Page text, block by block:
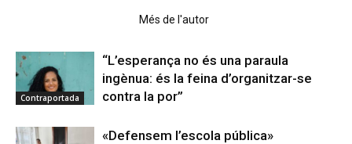
Més de l'autor
Contraportada
“L’esperança no és una paraula
ingènua: és la feina d’organitzar-se
contra la por”
«Defensem l’escola pública»